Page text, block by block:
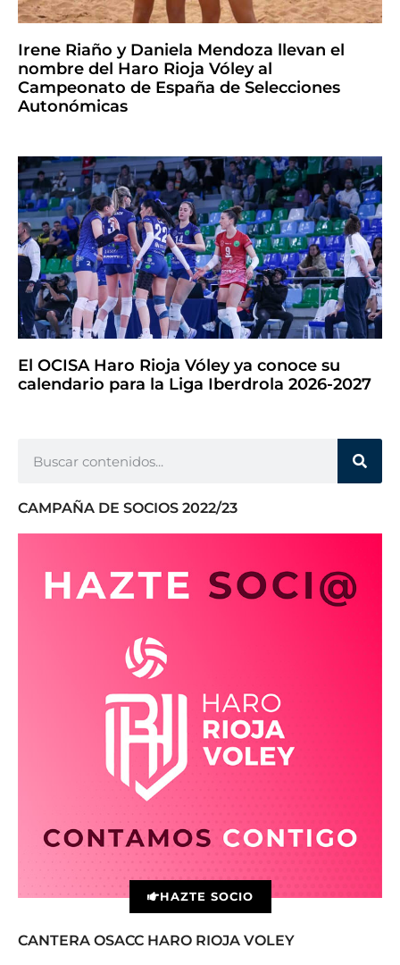
Irene Riaño y Daniela Mendoza llevan el
nombre del Haro Rioja Vóley al
Campeonato de España de Selecciones
Autonómicas
El OCISA Haro Rioja Vóley ya conoce su
calendario para la Liga Iberdrola 2026-2027
CAMPAÑA DE SOCIOS 2022/23
HAZTE SOCIO
CANTERA OSACC HARO RIOJA VOLEY